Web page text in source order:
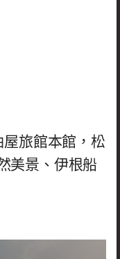
旅館本館，松
美景、伊根船